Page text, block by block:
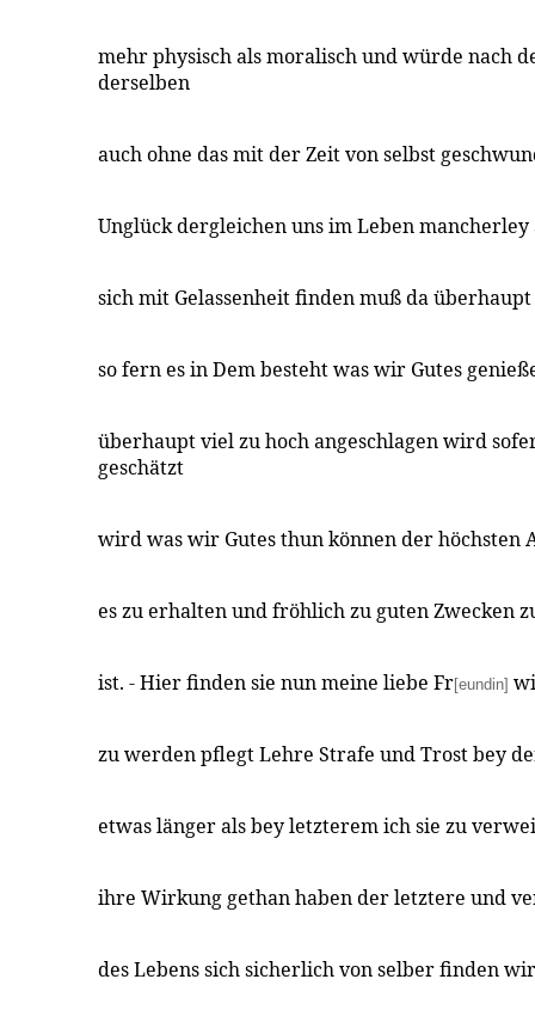
mehr physisch als moralisch und würde nach
derselben
auch ohne das mit der Zeit von selbst
Unglück dergleichen uns im Leben
sich mit Gelassenheit finden muß da
so fern es in Dem besteht was wir Gutes
überhaupt viel zu hoch angeschlagen wird
geschätzt
wird was wir Gutes thun können der höchsten
es zu erhalten und fröhlich zu guten Zwecken
ist. - Hier finden sie nun meine liebe Fr[eundin]
zu werden pflegt Lehre Strafe und Trost bey
etwas länger als bey letzterem ich sie zu
ihre Wirkung gethan haben der letztere und
des Lebens sich sicherlich von selber finden